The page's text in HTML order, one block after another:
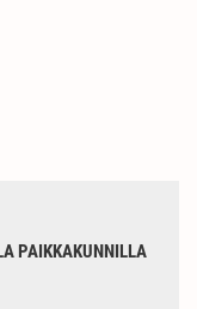
PAIKKAKUNNILLA